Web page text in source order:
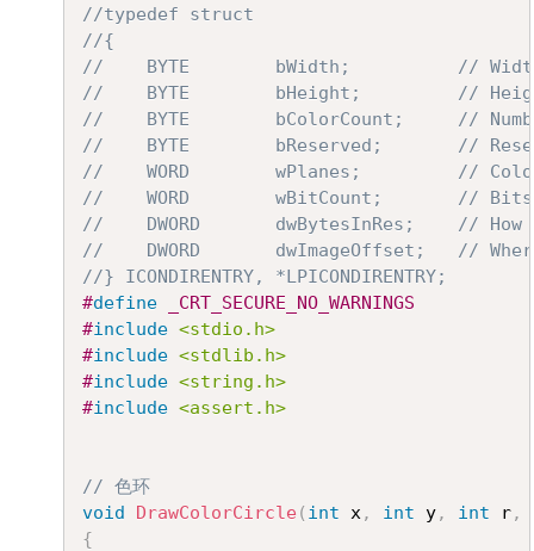
//typedef struct
//{
//    BYTE        bWidth;          //
//    BYTE        bHeight;         //
//    BYTE        bColorCount;     //
//    BYTE        bReserved;       //
//    WORD        wPlanes;         //
//    WORD        wBitCount;       //
//    DWORD       dwBytesInRes;    // How
//    DWORD       dwImageOffset;   //
//} ICONDIRENTRY, *LPICONDIRENTRY;
#define
_CRT_SECURE_NO_WARNINGS
#include <stdio.h>
#include <stdlib.h>
#include <string.h>
#include <assert.h>
// 色环
void
DrawColorCircle( int x, int y, int r,
{